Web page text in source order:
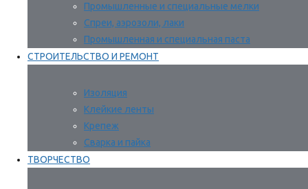
Промышленные и специальные мелки
Спреи, аэрозоли, лаки
Промышленная и специальная паста
СТРОИТЕЛЬСТВО И РЕМОНТ
Изоляция
Клейкие ленты
Крепеж
Сварка и пайка
ТВОРЧЕСТВО